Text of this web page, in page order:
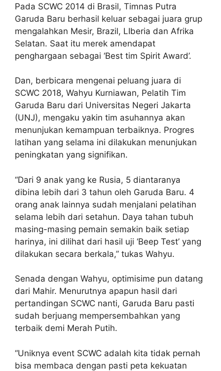
Pada SCWC 2014 di Brasil, Timnas Putra
Garuda Baru berhasil keluar sebagai juara grup
mengalahkan Mesir, Brazil, LIberia dan Afrika
Selatan. Saat itu merek amendapat
penghargaan sebagai ‘Best tim Spirit Award’.
Dan, berbicara mengenai peluang juara di
SCWC 2018, Wahyu Kurniawan, Pelatih Tim
Garuda Baru dari Universitas Negeri Jakarta
(UNJ), mengaku yakin tim asuhannya akan
menunjukan kemampuan terbaiknya. Progres
latihan yang selama ini dilakukan menunjukan
peningkatan yang signifikan.
“Dari 9 anak yang ke Rusia, 5 diantaranya
dibina lebih dari 3 tahun oleh Garuda Baru. 4
orang anak lainnya sudah menjalani pelatihan
selama lebih dari setahun. Daya tahan tubuh
masing-masing pemain semakin baik setiap
harinya, ini dilihat dari hasil uji ‘Beep Test’ yang
dilakukan secara berkala,” tukas Wahyu.
Senada dengan Wahyu, optimisime pun datang
dari Mahir. Menurutnya apapun hasil dari
pertandingan SCWC nanti, Garuda Baru pasti
sudah berjuang mempersembahkan yang
terbaik demi Merah Putih.
“Uniknya event SCWC adalah kita tidak pernah
bisa membaca dengan pasti peta kekuatan